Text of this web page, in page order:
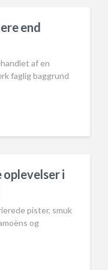
end
af en
faglig baggrund
i
pister, smuk
og